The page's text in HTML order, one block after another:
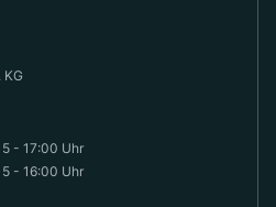
KG
- 17:00 Uhr
- 16:00 Uhr